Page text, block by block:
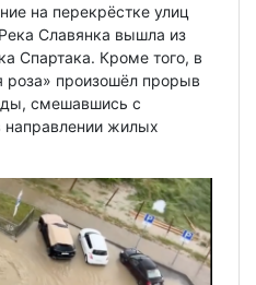
на перекрёстке улиц
Славянка вышла из
Спартака. Кроме того, в
произошёл прорыв
смешавшись с
жилых